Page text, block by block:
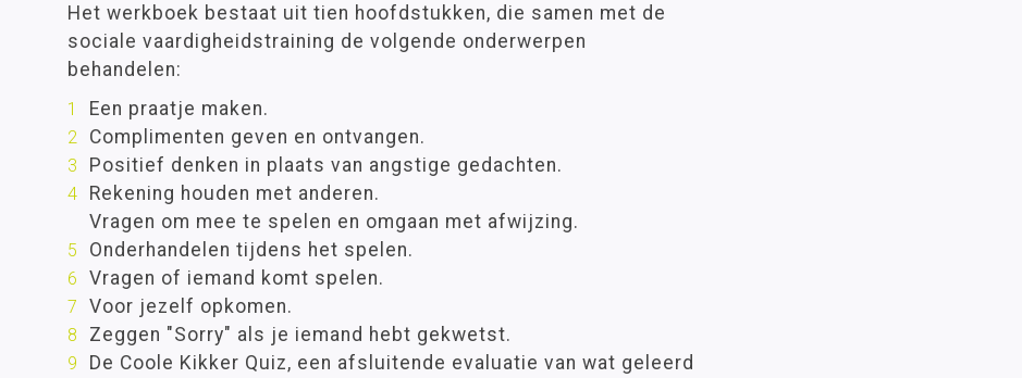
Het werkboek bestaat uit tien hoofdstukken, die samen met de
sociale vaardigheidstraining de volgende onderwerpen
behandelen:
Een praatje maken.
Complimenten geven en ontvangen.
Positief denken in plaats van angstige gedachten.
Rekening houden met anderen.
Vragen om mee te spelen en omgaan met afwijzing.
Onderhandelen tijdens het spelen.
Vragen of iemand komt spelen.
Voor jezelf opkomen.
Zeggen "Sorry" als je iemand hebt gekwetst.
De Coole Kikker Quiz, een afsluitende evaluatie van wat geleerd